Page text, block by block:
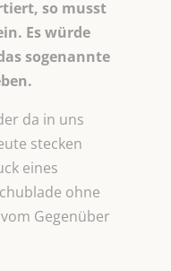
so musst
Es würde
sogenannte
da in uns
stecken
eines
ohne
Gegenüber